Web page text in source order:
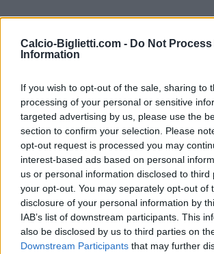
Calcio-Biglietti.com - Do Not
Information
If you wish to opt-out of the sale, sharing to
processing of your personal or sensitive
targeted advertising by us, please use the
section to confirm your selection. Please
opt-out request is processed you may
interest-based ads based on personal
us or personal information disclosed to third
your opt-out. You may separately opt-out of
disclosure of your personal information by
IAB’s list of downstream participants. This
also be disclosed by us to third parties on
Downstream Participants that may further
Raccogliamo le informazioni
biglietti per la partita Germania
comparatore di biglietti che
lavorare con i migliori canali di
poter trovare sempre il
questa partita di Coppa
Germania e Curacao.
I migliori canali di
biglietti Germania